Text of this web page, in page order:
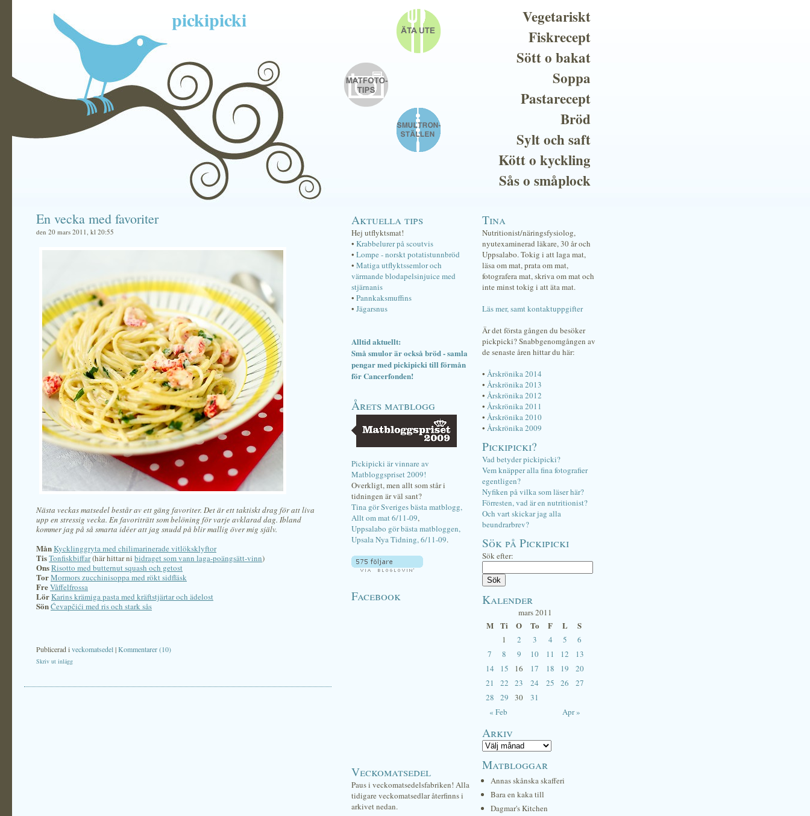
pickipicki
Vegetariskt
Fiskrecept
Sött o bakat
Soppa
Pastarecept
Bröd
Sylt och saft
Kött o kyckling
Sås o småplock
En vecka med favoriter
den 20 mars 2011, kl 20:55
Nästa veckas matsedel består av ett gäng favoriter. Det är ett taktiskt drag för att liva
upp en stressig vecka. En favoriträtt som belöning för varje avklarad dag. Ibland
kommer jag på så smarta idéer att jag snudd på blir mallig över mig själv.
MånKycklinggryta med chilimarinerade vitlöksklyftor
TisTonfiskbiffar(här hittar ni bidraget som vann laga-poängsätt-vinn)
OnsRisotto med butternut squash och getost
TorMormors zucchinisoppa med rökt sidfläsk
FreVåffelfrossa
LörKarins krämiga pasta med kräftstjärtar och ädelost
SönĆevapčići med ris och stark sås
Publicerad iveckomatsedel|Kommentarer (10)
Skriv ut inlägg
Aktuella tips
Hej utflyktsmat!
• Krabbelurer på scoutvis
• Lompe - norskt potatistunnbröd
• Matiga utflyktssemlor och
värmande blodapelsinjuice med
stjärnanis
• Pannkaksmuffins
• Jägarsnus
Alltid aktuellt:
Små smulor är också bröd - samla
pengar med pickipicki till förmån
för Cancerfonden!
Årets matblogg
Pickipicki är vinnare av
Matbloggspriset 2009!
Overkligt, men allt som står i
tidningen är väl sant?
Tina gör Sveriges bästa matblogg,
Allt om mat 6/11-09,
Uppsalabo gör bästa matbloggen,
Upsala Nya Tidning, 6/11-09.
Facebook
Veckomatsedel
Paus i veckomatsedelsfabriken! Alla
tidigare veckomatsedlar återfinns i
arkivet nedan.
Tina
Nutritionist/näringsfysiolog,
nyutexaminerad läkare, 30 år och
Uppsalabo. Tokig i att laga mat,
läsa om mat, prata om mat,
fotografera mat, skriva om mat och
inte minst tokig i att äta mat.
Läs mer, samt kontaktuppgifter
Är det första gången du besöker
pickpicki? Snabbgenomgången av
de senaste åren hittar du här:
• Årskrönika 2014
• Årskrönika 2013
• Årskrönika 2012
• Årskrönika 2011
• Årskrönika 2010
• Årskrönika 2009
Pickipicki?
Vad betyder pickipicki?
Vem knäpper alla fina fotografier
egentligen?
Nyfiken på vilka som läser här?
Förresten, vad är en nutritionist?
Och vart skickar jag alla
beundrarbrev?
Sök på Pickipicki
Sök efter:
Kalender
mars 2011
M Ti O To F L S
« Feb Apr »
1 2 3 4 5
6
7
8 9 10 11 12
13
14
15 16 17 18 19
20
21
22 23 24 25 26
27
28
29 30 31
Arkiv
Matbloggar
Annas skånska skafferi
Bara en kaka till
Dagmar's Kitchen